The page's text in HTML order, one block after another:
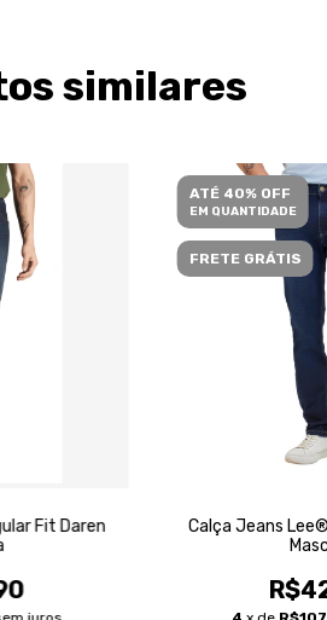
similares
Fit Daren
ATÉ 40% OFF
EM QUANTIDADE
FRETE GRÁTIS
Calça Jeans